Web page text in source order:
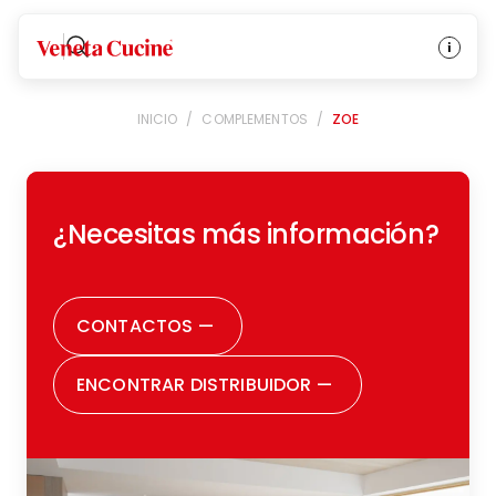
Veneta Cucine
INICIO / COMPLEMENTOS / ZOE
¿Necesitas más información?
CONTACTOS —
ENCONTRAR DISTRIBUIDOR —